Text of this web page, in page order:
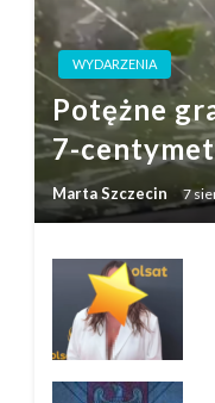
WYDARZENIA
Potężne
7-
Marta Szczecin 7